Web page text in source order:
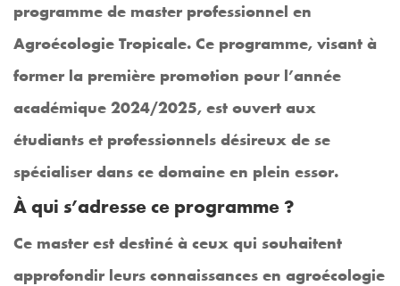
programme de master professionnel en
Agroécologie Tropicale. Ce programme, visant à
former la première promotion pour l’année
académique 2024/2025, est ouvert aux
étudiants et professionnels désireux de se
spécialiser dans ce domaine en plein essor.
À qui s’adresse ce programme ?
Ce master est destiné à ceux qui souhaitent
approfondir leurs connaissances en agroécologie